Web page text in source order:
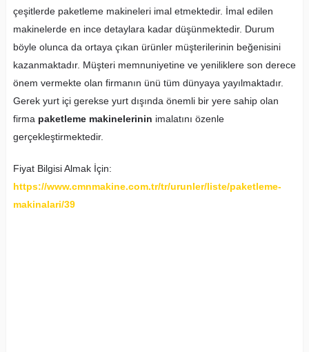
çeşitlerde paketleme makineleri imal etmektedir. İmal edilen
makinelerde en ince detaylara kadar düşünmektedir. Durum
böyle olunca da ortaya çıkan ürünler müşterilerinin beğenisini
kazanmaktadır. Müşteri memnuniyetine ve yeniliklere son derece
önem vermekte olan firmanın ünü tüm dünyaya yayılmaktadır.
Gerek yurt içi gerekse yurt dışında önemli bir yere sahip olan
firma paketleme makinelerinin imalatını özenle
gerçekleştirmektedir.
Fiyat Bilgisi Almak İçin:
https://www.cmnmakine.com.tr/tr/urunler/liste/paketleme-
makinalari/39